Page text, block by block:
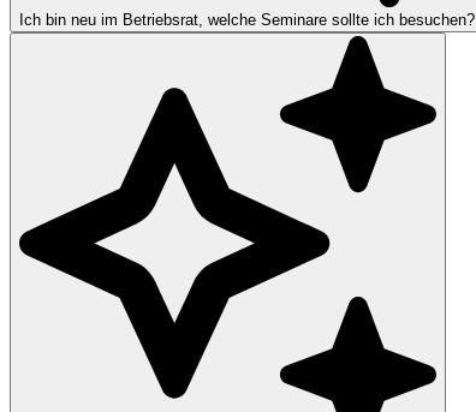
Ich bin neu im Betriebsrat, welche Seminare sollte ich besuchen?